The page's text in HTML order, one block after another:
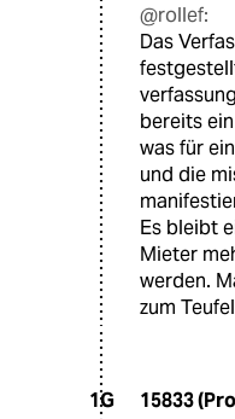
@rollef:
Das
bereits
was für
und die
Es bleibt
Mieter
werden.
zum
1G 15833